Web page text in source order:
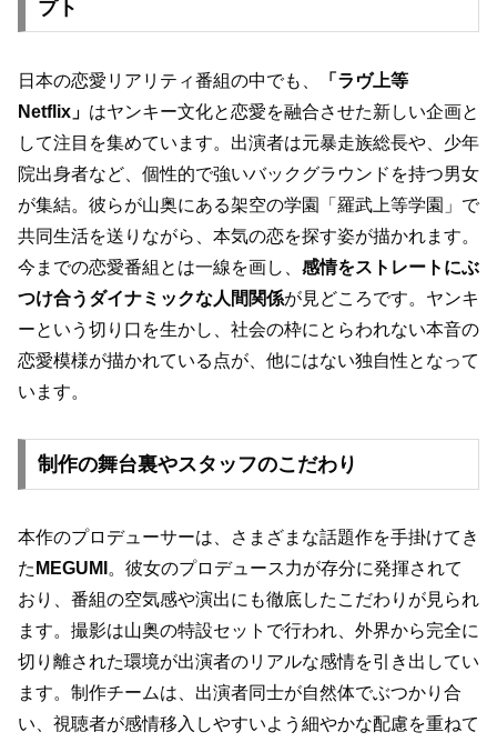
プト
日本の恋愛リアリティ番組の中でも、
「ラヴ上等
Netflix」 はヤンキー文化と恋愛を融合させた新しい企画と
して注目を集めています。出演者は元暴走族総長や、少年
院出身者など、個性的で強いバックグラウンドを持つ男女
が集結。彼らが山奥にある架空の学園「羅武上等学園」で
共同生活を送りながら、本気の恋を探す姿が描かれます。
今までの恋愛番組とは一線を画し、 感情をストレートにぶ
つけ合うダイナミックな人間関係が見どころです。ヤンキ
ーという切り口を生かし、社会の枠にとらわれない本音の
恋愛模様が描かれている点が、他にはない独自性となって
います。
制作の舞台裏やスタッフのこだわり
本作のプロデューサーは、さまざまな話題作を手掛けてき
た MEGUMI 。彼女のプロデュース力が存分に発揮されて
おり、番組の空気感や演出にも徹底したこだわりが見られ
ます。撮影は山奥の特設セットで行われ、外界から完全に
切り離された環境が出演者のリアルな感情を引き出してい
ます。制作チームは、出演者同士が自然体でぶつかり合
い、視聴者が感情移入しやすいよう細やかな配慮を重ねて